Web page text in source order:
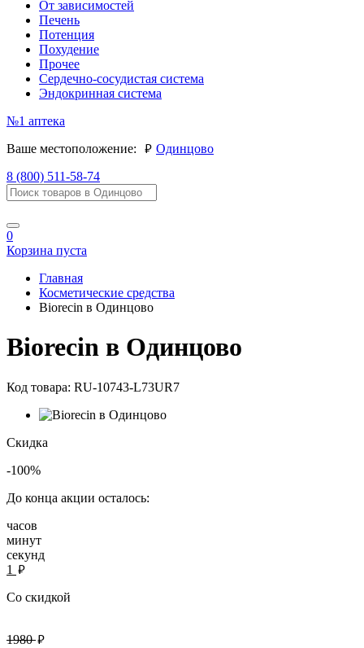
От зависимостей
Печень
Потенция
Похудение
Прочее
Сердечно-сосудистая система
Эндокринная система
№1 аптека
Ваше местоположение:
руб. Одинцово
8 (800) 511-58-74
0
Корзина пуста
Главная
Косметические средства
Biorecin в Одинцово
Biorecin в Одинцово
Код товара: RU-10743-L73UR7
Скидка
-100%
До конца акции осталось:
часов
минут
секунд
1 руб.
Со скидкой
1980руб.